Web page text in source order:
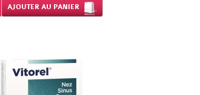
à ma liste d’envie
AJOUTER AU PANIER